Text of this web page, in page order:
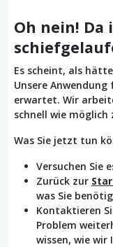
Oh nein! Da
Es scheint, als
Unsere
erwartet. Wir
schnell wie möglich
Was Sie jetzt tun
Versuchen Sie
Zurück zur
was Sie
Kontaktieren
Problem
wissen, wie wir